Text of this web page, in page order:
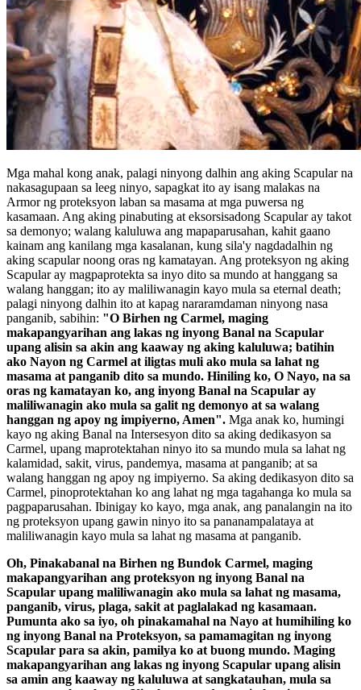
Mga mahal kong anak, palagi ninyong dalhin ang aking Scapular na
nakasagupaan sa leeg ninyo, sapagkat ito ay isang malakas na
Armor ng proteksyon laban sa masama at mga puwersa ng
kasamaan. Ang aking pinabuting at eksorsisadong Scapular ay takot
sa demonyo; walang kaluluwa ang mapaparusahan, kahit gaano
kainam ang kanilang mga kasalanan, kung sila'y nagdadalhin ng
aking scapular noong oras ng kamatayan. Ang proteksyon ng aking
Scapular ay magpaprotekta sa inyo dito sa mundo at hanggang sa
walang hanggan; ito ay maliliwanagin kayo mula sa eternal death;
palagi ninyong dalhin ito at kapag nararamdaman ninyong nasa
panganib, sabihin: "O Birhen ng Carmel, maging
makapangyarihan ang lakas ng inyong Banal na Scapular
upang alisin sa akin ang kaaway ng aking kaluluwa; batihin
ako Nayon ng Carmel at iligtas muli ako mula sa lahat ng
masama at panganib dito sa mundo. Hiniling ko, O Nayo, na sa
oras ng kamatayan ko, ang inyong Banal na Scapular ay
maliliwanagin ako mula sa galit ng demonyo at sa walang
hanggan ng apoy ng impiyerno, Amen". Mga anak ko, humingi
kayo ng aking Banal na Intersesyon dito sa aking dedikasyon sa
Carmel, upang maprotektahan ninyo ito sa mundo mula sa lahat ng
kalamidad, sakit, virus, pandemya, masama at panganib; at sa
walang hanggan ng apoy ng impiyerno. Sa aking dedikasyon dito sa
Carmel, pinoprotektahan ko ang lahat ng mga tagahanga ko mula sa
pagpaparusahan. Ibinigay ko kayo, mga anak, ang panalangin na ito
ng proteksyon upang gawin ninyo ito sa pananampalataya at
maliliwanagin kayo mula sa lahat ng masama at panganib.
Oh, Pinakabanal na Birhen ng Bundok Carmel, maging
makapangyarihan ang proteksyon ng inyong Banal na
Scapular upang maliliwanagin ako mula sa lahat ng masama,
panganib, virus, plaga, sakit at paglalakad ng kasamaan.
Pumunta ako sa iyo, oh pinakamahal na Nayo at humihiling ko
ng inyong Banal na Proteksyon, sa pamamagitan ng inyong
Scapular para sa akin, pamilya ko at buong mundo. Maging
makapangyarihan ang lakas ng inyong Scapular upang alisin
sa amin ang kaaway ng kaluluwa at sangkatauhan, mula sa